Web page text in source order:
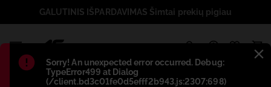
Błąd:
Sorry! An unexpected error occurred. Debug:
TypeError499 at Dialog
(/client.bd3c01fe0d5efff2b943.js:2307:698)
GALUTINIS IŠPARDAVIMAS Šimtai prekių pigiau